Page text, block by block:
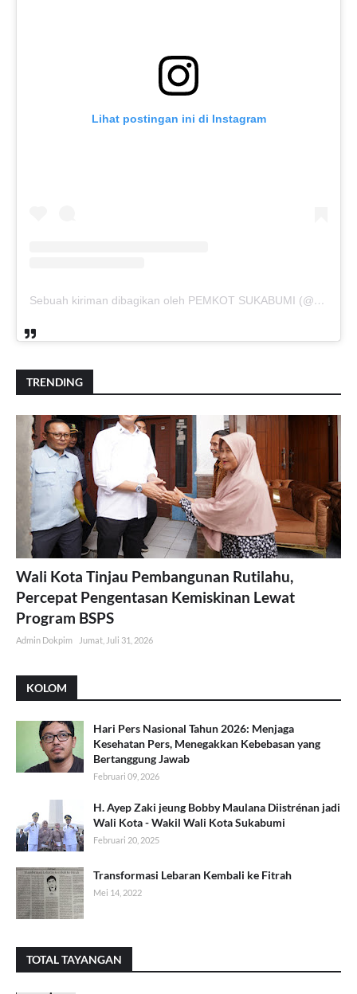
Lihat postingan ini di Instagram
Sebuah kiriman dibagikan oleh PEMKOT SUKABUMI (@pemkotsukabumi_)
TRENDING
Wali Kota Tinjau Pembangunan Rutilahu,
Percepat Pengentasan Kemiskinan Lewat
Program BSPS
Admin Dokpim Jumat, Juli 31, 2026
KOLOM
Hari Pers Nasional Tahun 2026: Menjaga
Kesehatan Pers, Menegakkan Kebebasan yang
Bertanggung Jawab
Februari 09, 2026
H. Ayep Zaki jeung Bobby Maulana Diistrénan jadi
Wali Kota - Wakil Wali Kota Sukabumi
Februari 20, 2025
Transformasi Lebaran Kembali ke Fitrah
Mei 14, 2022
TOTAL TAYANGAN